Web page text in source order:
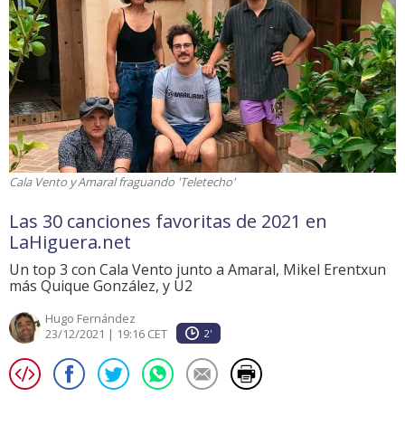
Cala Vento y Amaral fraguando 'Teletecho'
Las 30 canciones favoritas de 2021 en
LaHiguera.net
Un top 3 con Cala Vento junto a Amaral, Mikel Erentxun
más Quique González, y U2
Hugo Fernández
23/12/2021 | 19:16 CET
2'